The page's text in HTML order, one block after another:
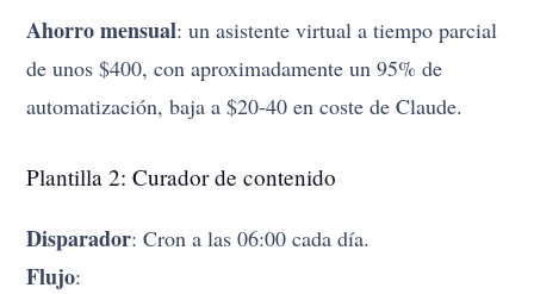
Ahorro mensual: un asistente virtual a tiempo parcial
de unos $400, con aproximadamente un 95% de
automatización, baja a $20-40 en coste de Claude.
Plantilla 2: Curador de contenido
Disparador: Cron a las 06:00 cada día.
Flujo: